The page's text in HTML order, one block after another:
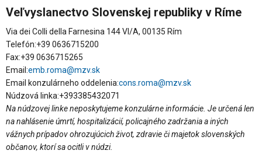
Veľvyslanectvo Slovenskej republiky v Ríme
Via dei Colli della Farnesina 144 VI/A, 00135 Rím
Telefón:+39 0636715200
Fax:+39 0636715265
Email:emb.roma@mzv.sk
Email konzulárneho oddelenia:cons.roma@mzv.sk
Núdzová linka:+393385432071
Na núdzovej linke neposkytujeme konzulárne informácie. Je určená len
na nahlásenie úmrtí, hospitalizácií, policajného zadržania a iných
vážnych prípadov ohrozujúcich život, zdravie či majetok slovenských
občanov, ktorí sa ocitli v núdzi.